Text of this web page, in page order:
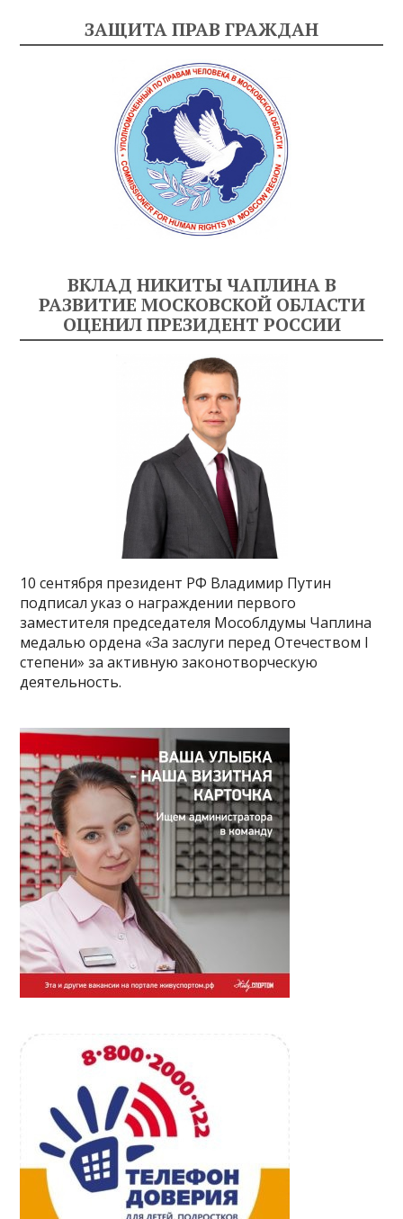
ЗАЩИТА ПРАВ ГРАЖДАН
ВКЛАД НИКИТЫ ЧАПЛИНА В
РАЗВИТИЕ МОСКОВСКОЙ ОБЛАСТИ
ОЦЕНИЛ ПРЕЗИДЕНТ РОССИИ
10 сентября президент РФ Владимир Путин
подписал указ о награждении первого
заместителя председателя Мособлдумы Чаплина
медалью ордена «За заслуги перед Отечеством I
степени» за активную законотворческую
деятельность.